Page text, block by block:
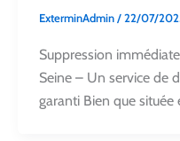
ExterminAdmin/22/07/
Suppression
Seine – Un service de
garanti Bien que